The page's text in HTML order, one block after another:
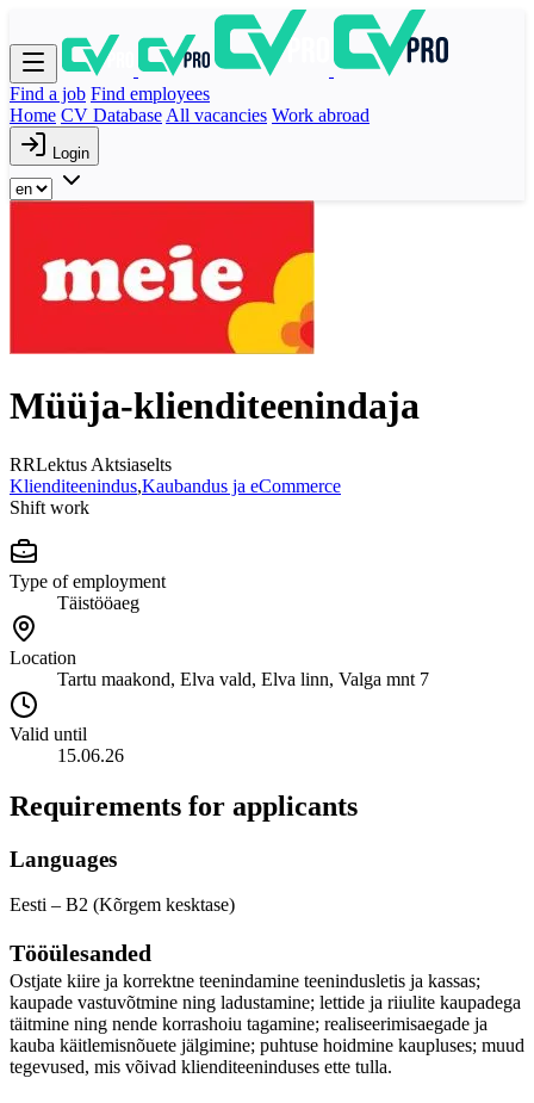
Find a job Find employees
Home CV Database All vacancies Work abroad
Login
Müüja-klienditeenindaja
RRLektus Aktsiaselts
Klienditeenindus,Kaubandus ja eCommerce
Shift work
Type of employment
Täistööaeg
Location
Tartu maakond, Elva vald, Elva linn, Valga mnt 7
Valid until
15.06.26
Requirements for applicants
Languages
Eesti – B2 (Kõrgem kesktase)
Tööülesanded
Ostjate kiire ja korrektne teenindamine teenindusletis ja kassas;
kaupade vastuvõtmine ning ladustamine; lettide ja riiulite kaupadega
täitmine ning nende korrashoiu tagamine; realiseerimisaegade ja
kauba käitlemisnõuete jälgimine; puhtuse hoidmine kaupluses; muud
tegevused, mis võivad klienditeeninduses ette tulla.